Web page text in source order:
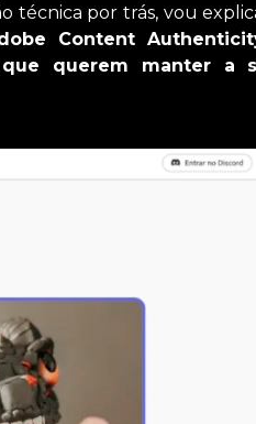
técnica por trás, vou
Content
querem manter a